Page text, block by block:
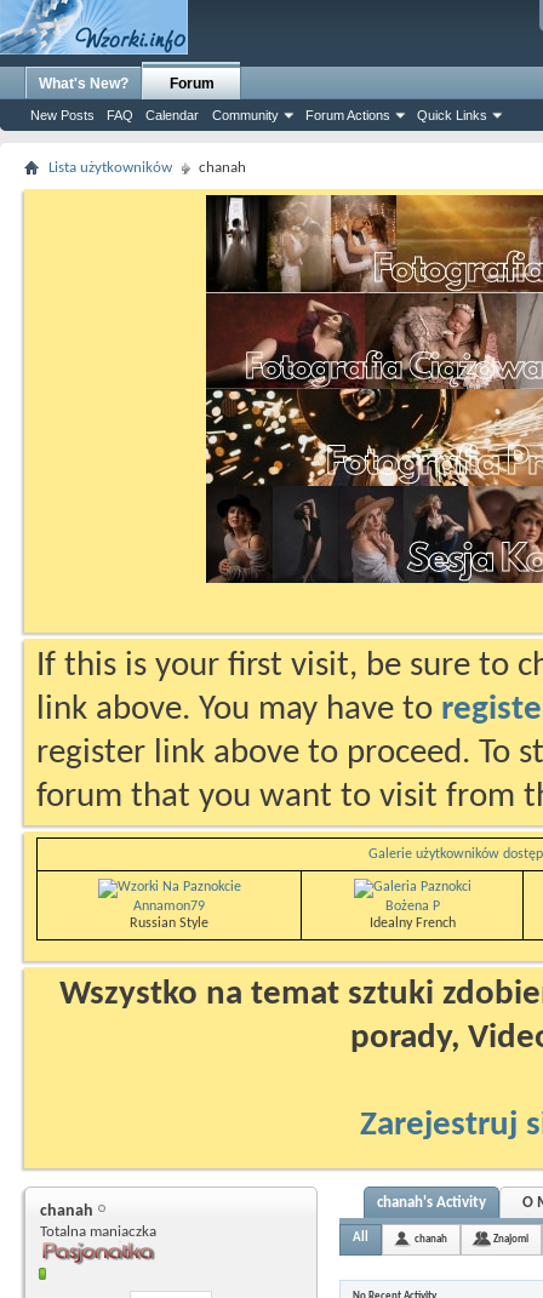
What's New? Forum
New Posts FAQ Calendar Community Forum Actions Quick Links
Lista użytkowników chanah
If this is your first visit, be sure to
link above. You may have to
register link above to proceed. To
forum that you want to visit from
Galerie użytkowników
Annamon79
Russian Style
Bożena P
Idealny French
Wszystko na temat sztuki
porady,
Zarejestruj
chanah
Totalna maniaczka
chanah's Activity O
All chanah Znajomi